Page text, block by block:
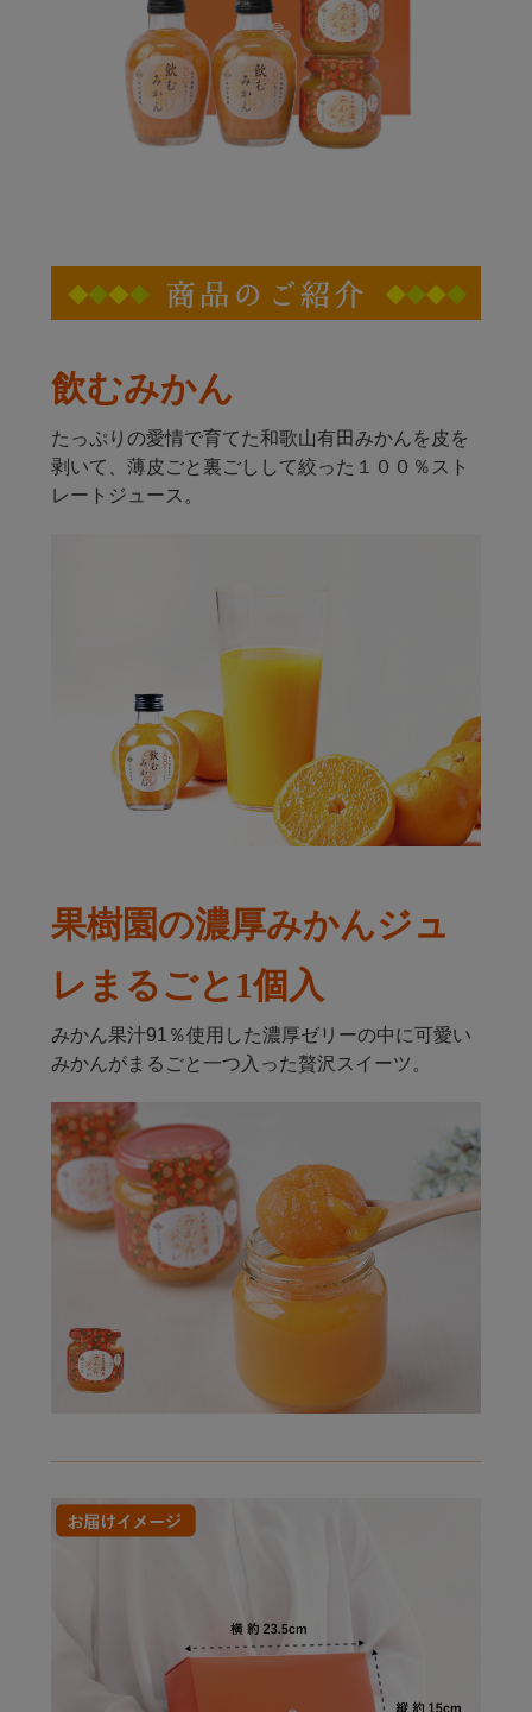
飲むみかん
たっぷりの愛情で育てた和歌山有田みかんを皮を
剥いて、薄皮ごと裏ごしして絞った１００％スト
レートジュース。
果樹園の濃厚みかんジュ
レまるごと1個入
みかん果汁91％使用した濃厚ゼリーの中に可愛い
みかんがまるごと一つ入った贅沢スイーツ。